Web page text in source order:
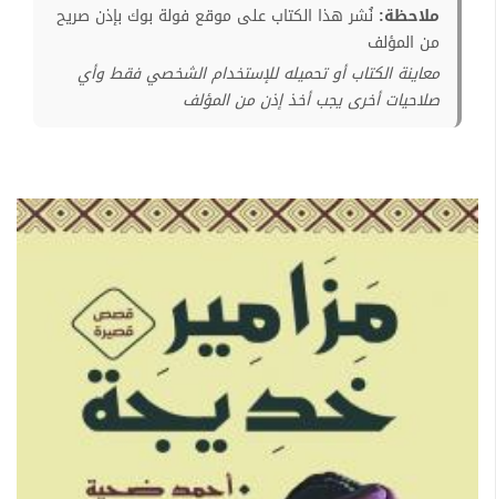
ملاحظة: نُشر هذا الكتاب على موقع فولة بوك بإذن صريح
من المؤلف
معاينة الكتاب أو تحميله للإستخدام الشخصي فقط وأي
صلاحيات أخرى يجب أخذ إذن من المؤلف